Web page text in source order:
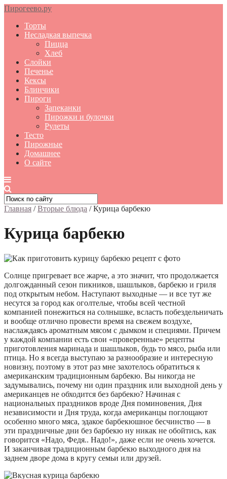
Пирогеево.ру
Торты
Несладкая выпечка
Пицца
Хлеб
Слойки
Печенье
Кексы
Блинчики
Пироги
Запеканки
Пирожки и булочки
Рулеты
Тесто
Пирожные
Домашнее
О сайте
Главная /Вторые блюда /Курица барбекю
Курица барбекю
Солнце пригревает все жарче, а это значит, что продолжается
долгожданный сезон пикников, шашлыков, барбекю и гриля
под открытым небом. Наступают выходные — и все тут же
несутся за город как оголтелые, чтобы всей честной
компанией понежиться на солнышке, всласть побездельничать
и вообще отлично провести время на свежем воздухе,
наслаждаясь ароматным мясом с дымком и специями. Причем
у каждой компании есть свои «проверенные» рецепты
приготовления маринада и шашлыков, будь то мясо, рыба или
птица. Но я всегда выступаю за разнообразие и интересную
новизну, поэтому в этот раз мне захотелось обратиться к
американским традиционным барбекю. Вы никогда не
задумывались, почему ни один праздник или выходной день у
американцев не обходится без барбекю? Начиная с
национальных праздников вроде Дня поминовения, Дня
независимости и Дня труда, когда американцы поглощают
особенно много мяса, эдакое барбекюшное бесчинство — в
эти праздничные дни без барбекю ну никак не обойтись, как
говорится «Надо, Федя.. Надо!», даже если не очень хочется.
И заканчивая традиционным барбекю выходного дня на
заднем дворе дома в кругу семьи или друзей.